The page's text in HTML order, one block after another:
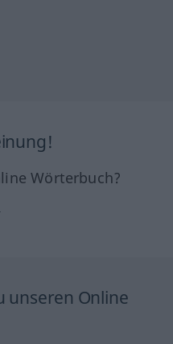
Wörterbuch?
unseren Online